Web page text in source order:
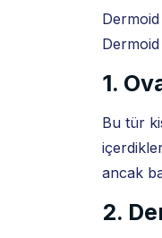
1.
Bu tür
ancak
2.